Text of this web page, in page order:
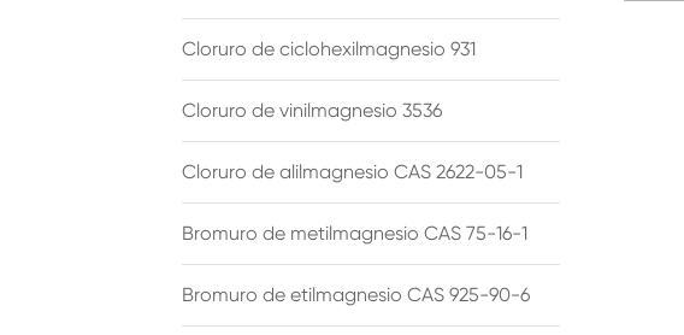
Cloruro de ciclohexilmagnesio 931
Cloruro de vinilmagnesio 3536
Cloruro de alilmagnesio CAS 2622-05-1
Bromuro de metilmagnesio CAS 75-16-1
Bromuro de etilmagnesio CAS 925-90-6